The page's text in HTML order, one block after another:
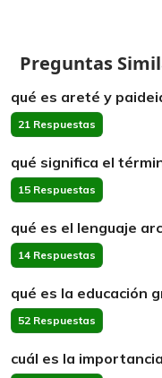
Preguntas
qué es areté y
21 Respuestas
qué significa el
15 Respuestas
qué es el lenguaje
14 Respuestas
qué es la educación
52 Respuestas
cuál es la